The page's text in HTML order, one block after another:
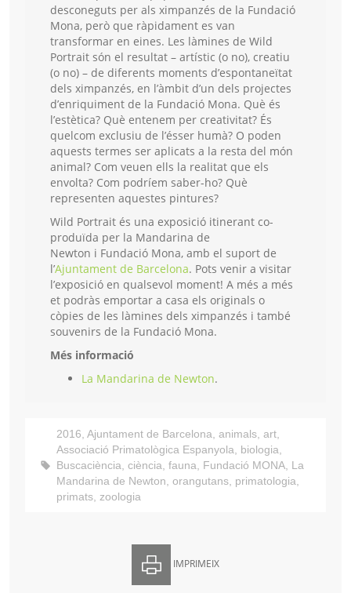
desconeguts per als ximpanzés de la Fundació
Mona, però que ràpidament es van
transformar en eines. Les làmines de Wild
Portrait són el resultat – artístic (o no), creatiu
(o no) – de diferents moments d’espontaneïtat
dels ximpanzés, en l’àmbit d’un dels projectes
d’enriquiment de la Fundació Mona. Què és
l’estètica? Què entenem per creativitat? És
quelcom exclusiu de l’ésser humà? O poden
aquests termes ser aplicats a la resta del món
animal? Com veuen ells la realitat que els
envolta? Com podríem saber-ho? Què
representen aquestes pintures?
Wild Portrait és una exposició itinerant co-
produïda per la Mandarina de
Newton i Fundació Mona, amb el suport de
l’Ajuntament de Barcelona. Pots venir a visitar
l’exposició en qualsevol moment! A més a més
et podràs emportar a casa els originals o
còpies de les làmines dels ximpanzés i també
souvenirs de la Fundació Mona.
Més informació
La Mandarina de Newton.
2016, Ajuntament de Barcelona, animals, art,
Associació Primatològica Espanyola, biologia,
Buscaciència, ciència, fauna, Fundació MONA, La
Mandarina de Newton, orangutans, primatologia,
primats, zoologia
IMPRIMEIX